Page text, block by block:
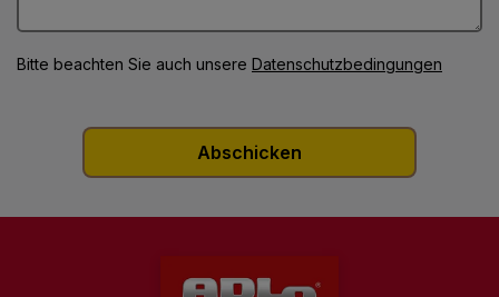
Bitte beachten Sie auch unsere Datenschutzbedingungen